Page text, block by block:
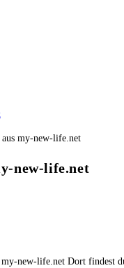
new-life.net
new-life.net Dort findest